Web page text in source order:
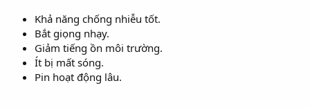
Khả năng chống nhiễu tốt.
Bắt giọng nhạy.
Giảm tiếng ồn môi trường.
Ít bị mất sóng.
Pin hoạt động lâu.